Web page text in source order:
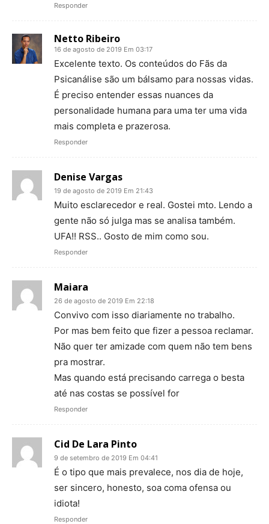
Responder
Netto Ribeiro
16 de agosto de 2019 Em 03:17
Excelente texto. Os conteúdos do Fãs da
Psicanálise são um bálsamo para nossas vidas.
É preciso entender essas nuances da
personalidade humana para uma ter uma vida
mais completa e prazerosa.
Responder
Denise Vargas
19 de agosto de 2019 Em 21:43
Muito esclarecedor e real. Gostei mto. Lendo a
gente não só julga mas se analisa também.
UFA!! RSS.. Gosto de mim como sou.
Responder
Maiara
26 de agosto de 2019 Em 22:18
Convivo com isso diariamente no trabalho.
Por mas bem feito que fizer a pessoa reclamar.
Não quer ter amizade com quem não tem bens
pra mostrar.
Mas quando está precisando carrega o besta
até nas costas se possível for
Responder
Cid De Lara Pinto
9 de setembro de 2019 Em 04:41
É o tipo que mais prevalece, nos dia de hoje,
ser sincero, honesto, soa coma ofensa ou
idiota!
Responder